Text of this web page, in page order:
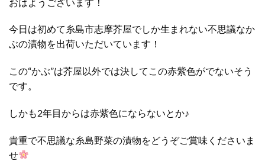
今日は初めて糸島市志摩芥屋でしか生まれない不思議なか
ぶの漬物を出荷いただいています！
この“かぶ”は芥屋以外では決してこの赤紫色がでないそう
です。
しかも2年目からは赤紫色にならないとか♪
貴重で不思議な糸島野菜の漬物をどうぞご賞味くださいま
せ